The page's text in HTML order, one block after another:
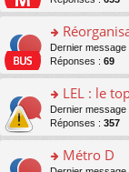
nt
le
pl
u
s
ré
c
e
g
e
n
o
le
pl
u
s
ré
c
s
s
a
g
e
n
o
le
s
ult
er
le
m
e
s
s
a
g
n
o
n
s
ult
er
le
m
e
s
Dernier message
Réponses : 69
o
n
s
ult
er
LEL : le
Dernier message
Réponses : 357
Métro D